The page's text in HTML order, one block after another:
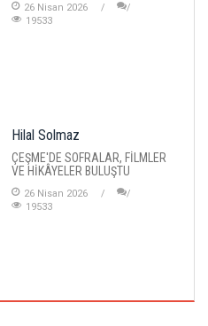
26 Nisan 2026
19533
Hilal Solmaz
ÇEŞME'DE SOFRALAR, FİLMLER
VE HİKÂYELER BULUŞTU
26 Nisan 2026
19533